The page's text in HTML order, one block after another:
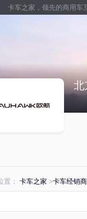
卡车之家，领先的商用车
北
置： 卡车之家 >卡车经销商